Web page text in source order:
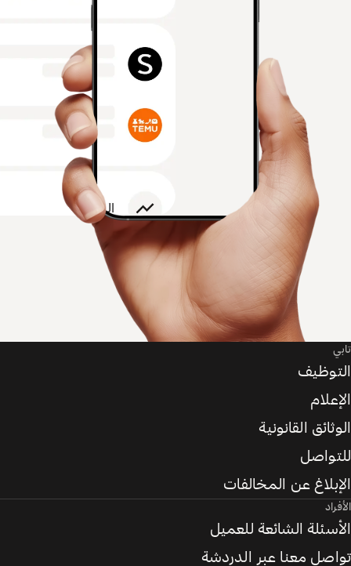
تابي
التوظيف
الإعلام
الوثائق القانونية
للتواصل
الإبلاغ عن المخالفات
الأفراد
الأسئلة الشائعة للعميل
تواصل معنا عبر الدردشة